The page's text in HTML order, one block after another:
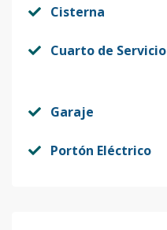
Cisterna
Cuarto de Servicio
Garaje
Portón Eléctrico